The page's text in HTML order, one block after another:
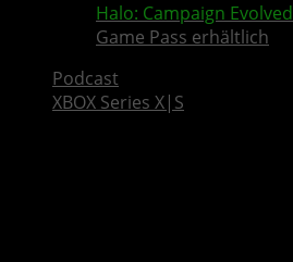
Halo: Campaign Evolved
Game Pass erhältlich
Podcast
XBOX Series X|S